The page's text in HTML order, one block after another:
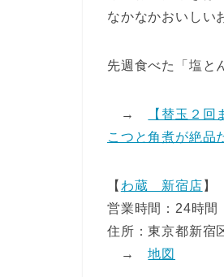
なかなかおいしい
先週食べた「塩と
→
【替玉２
こつと角煮が絶品
【 わ蔵 新宿店 】
営業時間：24時間
住所：東京都新
→地図